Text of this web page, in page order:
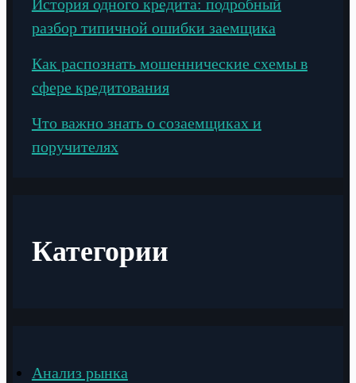
История одного кредита: подробный
разбор типичной ошибки заемщика
Как распознать мошеннические схемы в
сфере кредитования
Что важно знать о созаемщиках и
поручителях
Категории
Анализ рынка